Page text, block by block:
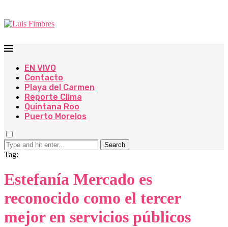
EN VIVO
Contacto
Playa del Carmen
Reporte Clima
Quintana Roo
Puerto Morelos
Search
Tag:
Estefanía Mercado es
reconocido como el tercer
mejor en servicios públicos